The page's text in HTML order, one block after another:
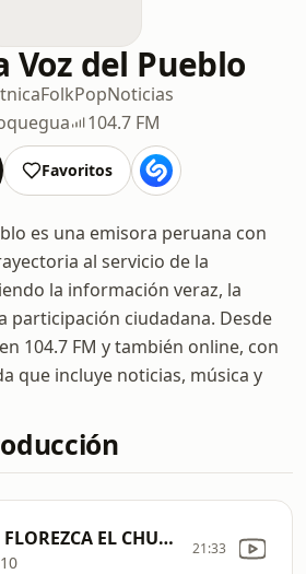
Voz del Pueblo
FolkPopNoticias
104.7 FM
Favoritos
es una emisora peruana con
al servicio de la
la información veraz, la
participación ciudadana. Desde
104.7 FM y también online, con
que incluye noticias, música y
CUANDO FLOREZCA EL CHUÑO (VIVO 2026) 21:33